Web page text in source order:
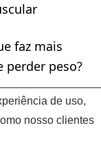
faz mais
perder peso?
de uso,
nosso clientes